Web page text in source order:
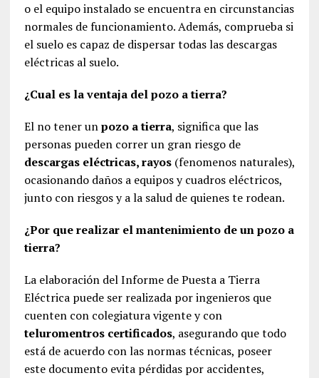
o el equipo instalado se encuentra en circunstancias
normales de funcionamiento. Además, comprueba si
el suelo es capaz de dispersar todas las descargas
eléctricas al suelo.
¿Cual es la ventaja del pozo a tierra?
El no tener unpozo a tierra, significa que las
personas pueden correr un gran riesgo de
descargas eléctricas, rayos(fenomenos naturales),
ocasionando daños a equipos y cuadros eléctricos,
junto con riesgos y a la salud de quienes te rodean.
¿Por que realizar el mantenimiento de un pozo a
tierra?
La elaboración del Informe de Puesta a Tierra
Eléctrica puede ser realizada por ingenieros que
cuenten con colegiatura vigente y con
teluromentros certificados, asegurando que todo
está de acuerdo con las normas técnicas, poseer
este documento evita pérdidas por accidentes,